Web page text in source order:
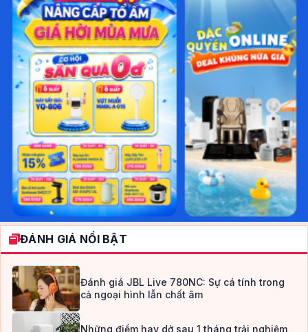
ĐÁNH GIÁ NỔI BẬT
Đánh giá JBL Live 780NC: Sự cá tính trong
cả ngoại hình lẫn chất âm
Những điểm hay dở sau 1 tháng trải nghiệm